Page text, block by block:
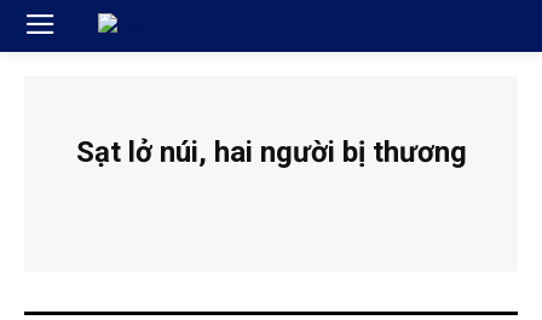
Sạt lở núi, hai người bị thương